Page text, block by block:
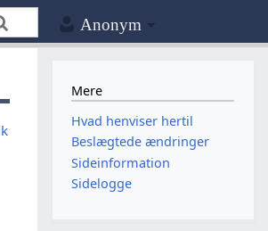
Anonym
Mere
Hvad henviser hertil
Beslægtede ændringer
Sideinformation
Sidelogge